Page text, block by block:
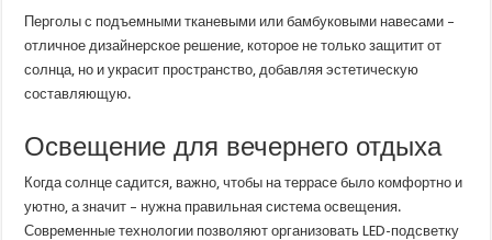
Перголы с подъемными тканевыми или бамбуковыми навесами –
отличное дизайнерское решение, которое не только защитит от
солнца, но и украсит пространство, добавляя эстетическую
составляющую.
Освещение для вечернего отдыха
Когда солнце садится, важно, чтобы на террасе было комфортно и
уютно, а значит – нужна правильная система освещения.
Современные технологии позволяют организовать LED-подсветку